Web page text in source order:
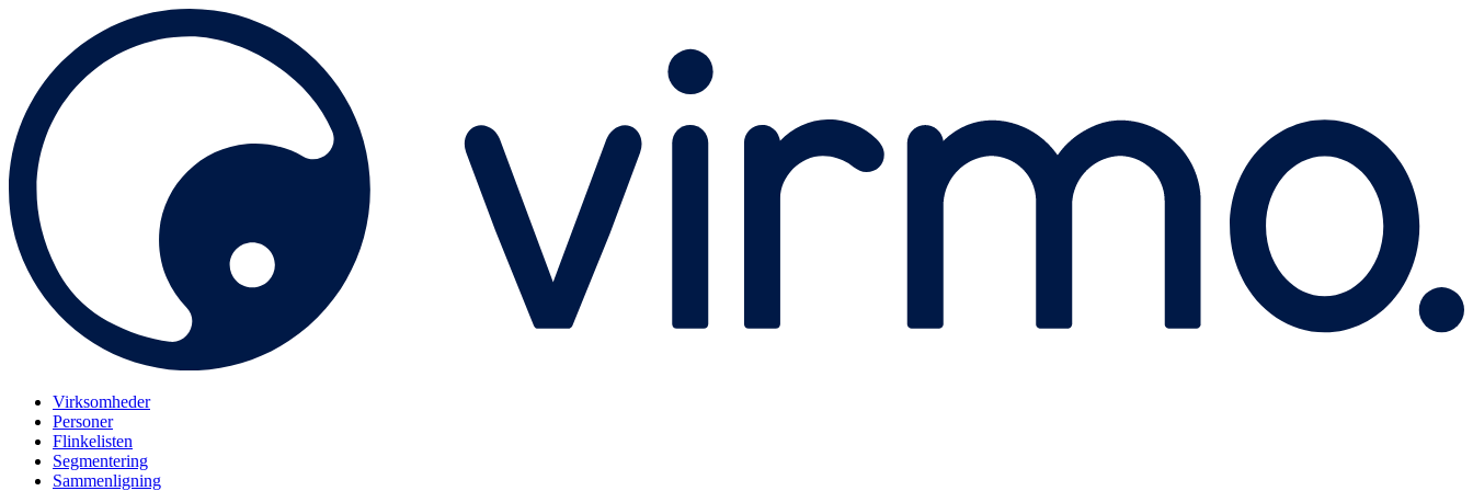
Virksomheder
Personer
Flinkelisten
Segmentering
Sammenligning